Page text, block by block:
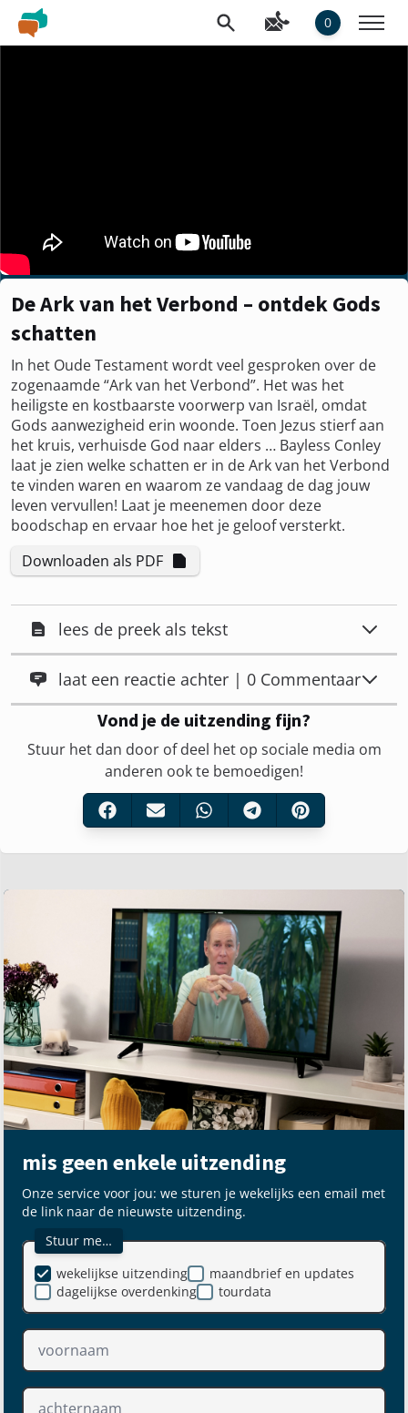
0
De Ark van het Verbond – ontdek Gods
schatten
In het Oude Testament wordt veel gesproken over de
zogenaamde “Ark van het Verbond”. Het was het
heiligste en kostbaarste voorwerp van Israël, omdat
Gods aanwezigheid erin woonde. Toen Jezus stierf aan
het kruis, verhuisde God naar elders … Bayless Conley
laat je zien welke schatten er in de Ark van het Verbond
te vinden waren en waarom ze vandaag de dag jouw
leven vervullen! Laat je meenemen door deze
boodschap en ervaar hoe het je geloof versterkt.
Downloaden als PDF
lees de preek als tekst
laat een reactie achter | 0 Commentaar
Vond je de uitzending fijn?
Stuur het dan door of deel het op sociale media om
anderen ook te bemoedigen!
mis geen enkele uitzending
Onze service voor jou: we sturen je wekelijks een email met
de link naar de nieuwste uitzending.
Stuur me…
maandbrief en updates
dagelijkse overdenking
wekelijkse uitzending
tourdata